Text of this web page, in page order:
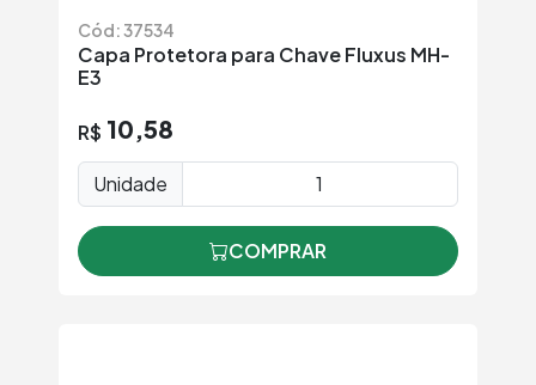
Cód: 37534
Capa Protetora para Chave Fluxus MH-
E3
R$ 10,58
Unidade
COMPRAR